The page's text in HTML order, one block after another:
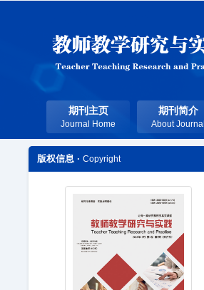
期刊主页
Journal Home
期刊简介
About Journal
版权信息 · Copyright